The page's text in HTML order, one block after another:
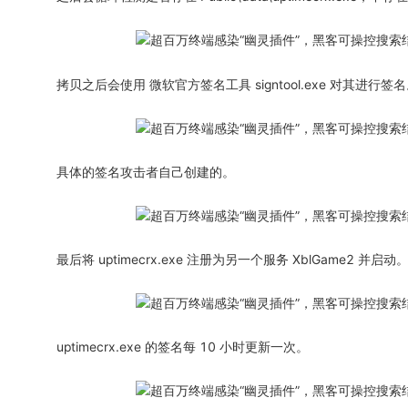
拷贝之后会使用 微软官方签名工具 signtool.exe 对其进行签名
具体的签名攻击者自己创建的。
最后将 uptimecrx.exe 注册为另一个服务 XblGame2 并启动。
uptimecrx.exe 的签名每 10 小时更新一次。